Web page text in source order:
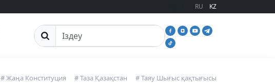
RU KZ
Сайттан іздеу
# Жаңа Конституция # Таза Қазақстан # Таяу Шығыс қақтығысы